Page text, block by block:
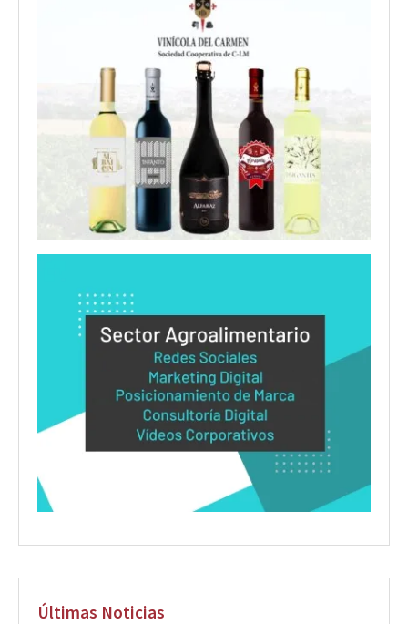
Últimas Noticias